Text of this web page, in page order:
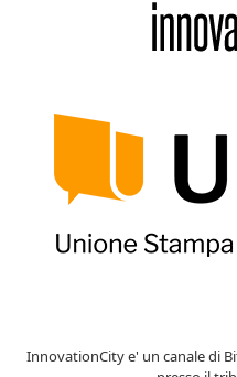
InnovationCity e' un canale di